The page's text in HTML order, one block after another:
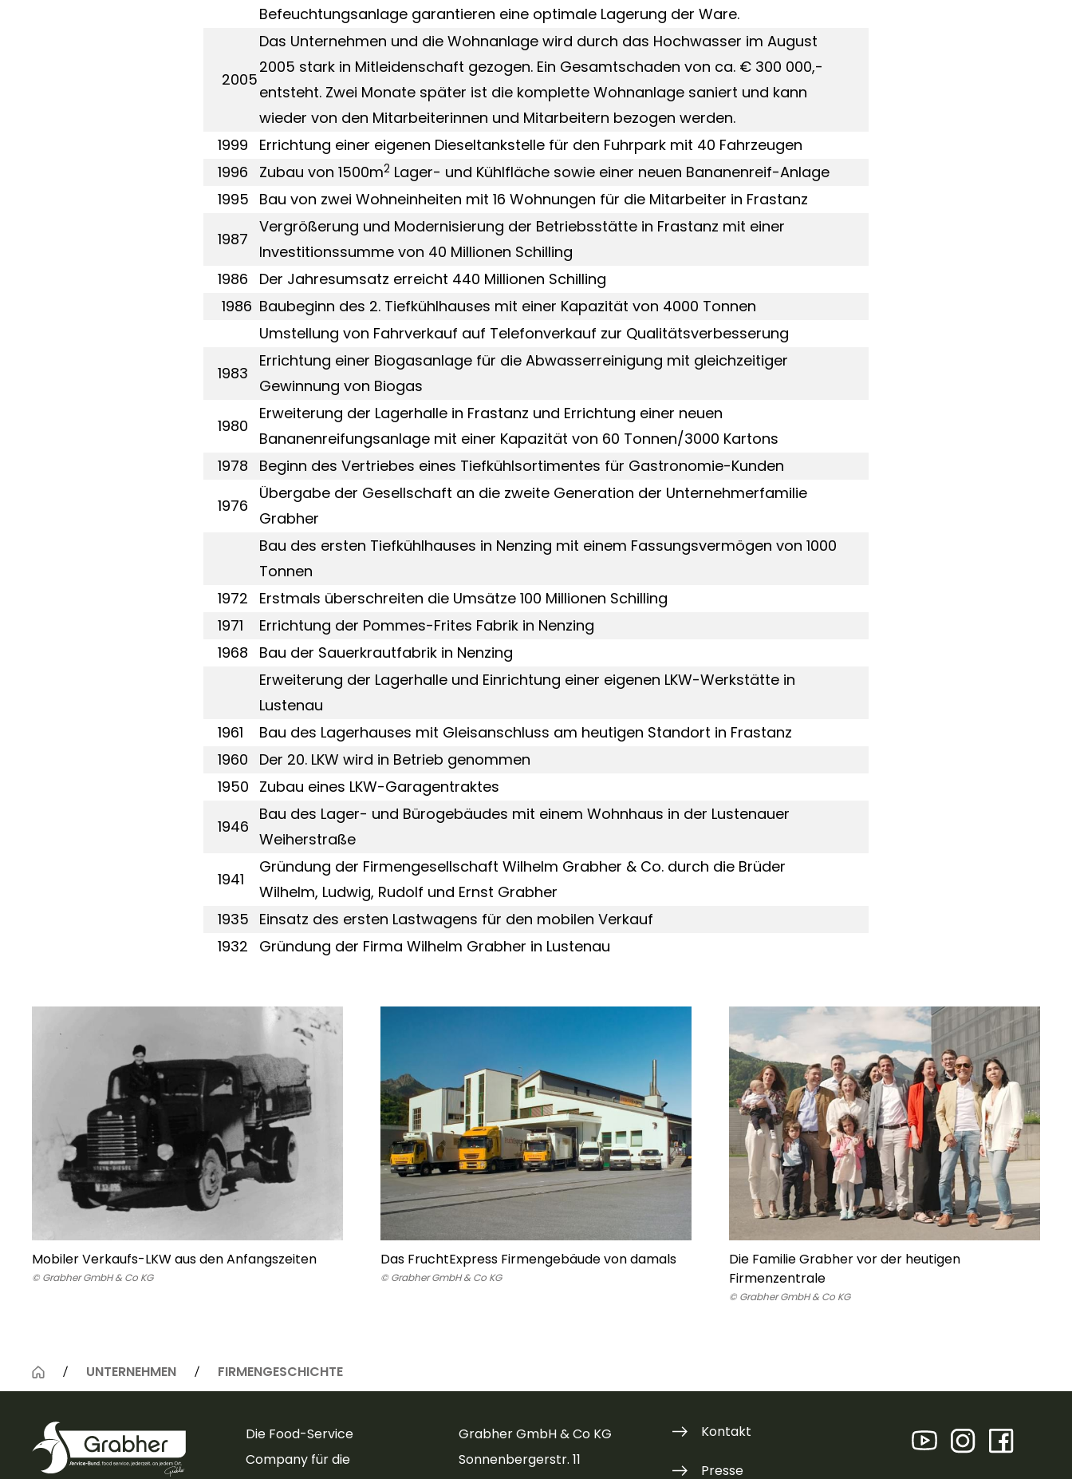
Befeuchtungsanlage garantieren eine optimale Lagerung der Ware.
2005
Das Unternehmen und die Wohnanlage wird durch das Hochwasser im August
2005 stark in Mitleidenschaft gezogen. Ein Gesamtschaden von ca. € 300 000,-
entsteht. Zwei Monate später ist die komplette Wohnanlage saniert und kann
wieder von den Mitarbeiterinnen und Mitarbeitern bezogen werden.
1999
Errichtung einer eigenen Dieseltankstelle für den Fuhrpark mit 40 Fahrzeugen
1996
Zubau von 1500m2 Lager- und Kühlfläche sowie einer neuen Bananenreif-Anlage
1995 Bau von zwei Wohneinheiten mit 16 Wohnungen für die Mitarbeiter in Frastanz
1987
Vergrößerung und Modernisierung der Betriebsstätte in Frastanz mit einer
Investitionssumme von 40 Millionen Schilling
1986
Der Jahresumsatz erreicht 440 Millionen Schilling
1986 Baubeginn des 2. Tiefkühlhauses mit einer Kapazität von 4000 Tonnen
Umstellung von Fahrverkauf auf Telefonverkauf zur Qualitätsverbesserung
1983
Errichtung einer Biogasanlage für die Abwasserreinigung mit gleichzeitiger
Gewinnung von Biogas
1980
Erweiterung der Lagerhalle in Frastanz und Errichtung einer neuen
Bananenreifungsanlage mit einer Kapazität von 60 Tonnen/3000 Kartons
1978
Beginn des Vertriebes eines Tiefkühlsortimentes für Gastronomie-Kunden
1976
Übergabe der Gesellschaft an die zweite Generation der Unternehmerfamilie
Grabher
Bau des ersten Tiefkühlhauses in Nenzing mit einem Fassungsvermögen von 1000
Tonnen
1972
Erstmals überschreiten die Umsätze 100 Millionen Schilling
1971
Errichtung der Pommes-Frites Fabrik in Nenzing
1968
Bau der Sauerkrautfabrik in Nenzing
Erweiterung der Lagerhalle und Einrichtung einer eigenen LKW-Werkstätte in
Lustenau
1961
Bau des Lagerhauses mit Gleisanschluss am heutigen Standort in Frastanz
1960
Der 20. LKW wird in Betrieb genommen
1950 Zubau eines LKW-Garagentraktes
1946
Bau des Lager- und Bürogebäudes mit einem Wohnhaus in der Lustenauer
Weiherstraße
1941
Gründung der Firmengesellschaft Wilhelm Grabher & Co. durch die Brüder
Wilhelm, Ludwig, Rudolf und Ernst Grabher
1935 Einsatz des ersten Lastwagens für den mobilen Verkauf
1932
Gründung der Firma Wilhelm Grabher in Lustenau
Mobiler Verkaufs-LKW aus den Anfangszeiten
© Grabher GmbH & Co KG
Das FruchtExpress Firmengebäude von damals
© Grabher GmbH & Co KG
Die Familie Grabher vor der heutigen
Firmenzentrale
© Grabher GmbH & Co KG
UNTERNEHMEN FIRMENGESCHICHTE
Die Food-Service
Company für die
Grabher GmbH & Co KG
Sonnenbergerstr. 11
Kontakt
Presse